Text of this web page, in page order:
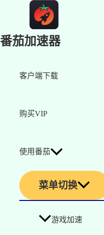
番茄加速器
客户端下载
购买VIP
使用番茄
菜单切换
游戏加速